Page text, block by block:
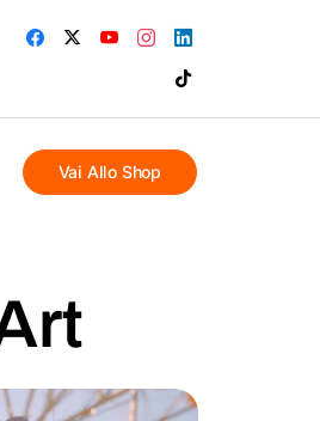
Vai Allo Shop